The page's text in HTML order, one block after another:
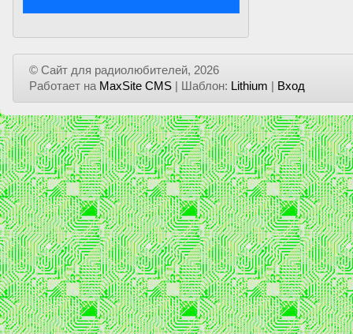
© Сайт для радиолюбителей, 2026
Работает на MaxSite CMS | Шаблон: Lithium Вход